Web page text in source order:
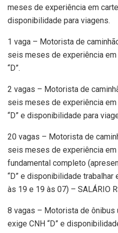
meses de experiência em
disponibilidade para viagens.
1 vaga – Motorista de
seis meses de experiência
“D”.
2 vagas – Motorista de
seis meses de experiência em
“D” e disponibilidade para
20 vagas – Motorista de
seis meses de experiência
fundamental completo
“D” e disponibilidade
às 19 e 19 às 07) – SALÁRIO
8 vagas – Motorista de ônibus
exige CNH “D” e